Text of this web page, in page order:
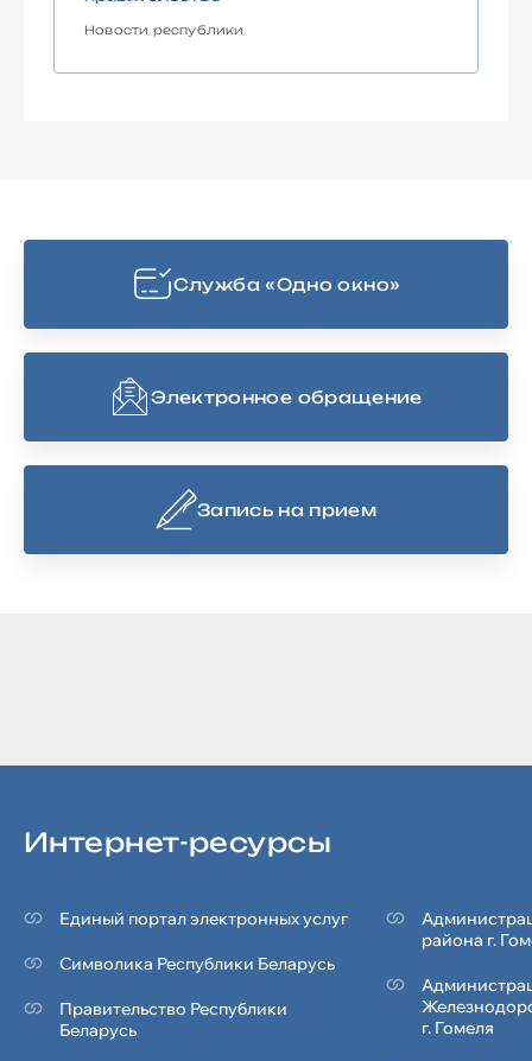
Новости республики
Cлужба «Одно окно»
Электронное обращение
Запись на прием
Интернет-ресурсы
Единый портал электронных услуг
Символика Реcпублики Беларусь
Правительство Республики
Беларусь
района г.
г. Гомеля